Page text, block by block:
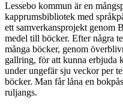
Lessebo kommun är en
kapprumsbibliotek med
ett samverkansprojekt genom
medel till böcker. Efter några
många böcker, genom
gallring, för att kunna erbjuda
under ungefär sju veckor per
böcker. Man får låna en
ruljangs.